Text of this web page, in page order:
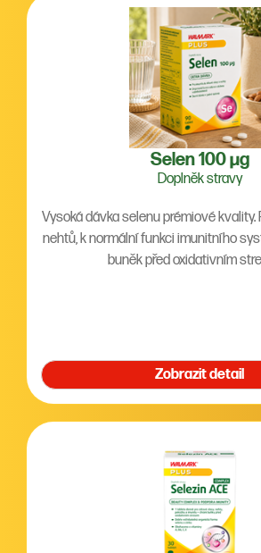
Selen 100 µg
Doplněk stravy
Vysoká dávka selenu prémiové kvality.
nehtů, k normální funkci imunitního
buněk před oxidativním
Zobrazit detail